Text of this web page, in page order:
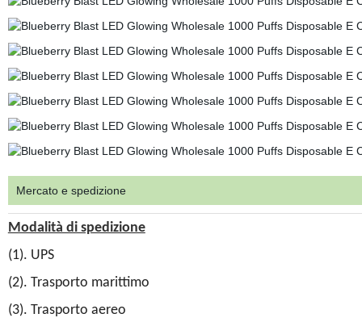
Mercato e spedizione
Modalità di spedizione
(1). UPS
(2). Trasporto marittimo
(3). Trasporto aereo